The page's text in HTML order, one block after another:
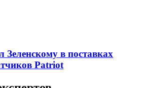
Зеленскому в поставках
Patriot